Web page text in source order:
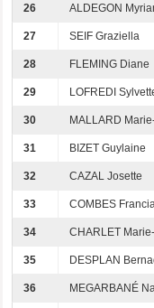
26 ALDEGON
27 SEIF Graziella
28 FLEMING Diane
29 LOFREDI
30 MALLARD
31 BIZET Guylaine
32 CAZAL Josette
33 COMBES
34 CHARLET
35 DESPLAN
36 MEGARBANÉ